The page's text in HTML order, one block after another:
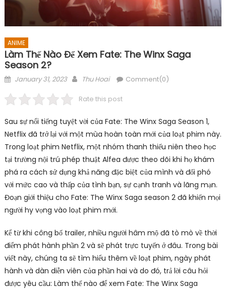
ANIME
Làm Thế Nào Để Xem Fate: The Winx Saga
Season 2?
Posted
January 31, 2023 Author
Thu Hoai Comment(0)
Rate this post
Sau sự nổi tiếng tuyệt vời của Fate: The Winx Saga Season 1,
Netflix đã trở lại với một mùa hoàn toàn mới của loạt phim này.
Trong loạt phim Netflix, một nhóm thanh thiếu niên theo học
tại trường nội trú phép thuật Alfea được theo dõi khi họ khám
phá ra cách sử dụng khả năng đặc biệt của mình và đối phó
với mức cao và thấp của tình bạn, sự cạnh tranh và lãng mạn.
Đoạn giới thiệu cho Fate: The Winx Saga season 2 đã khiến mọi
người hy vọng vào loạt phim mới.
Kể từ khi công bố trailer, nhiều người hâm mộ đã tò mò về thời
điểm phát hành phần 2 và sẽ phát trực tuyến ở đâu. Trong bài
viết này, chúng ta sẽ tìm hiểu thêm về loạt phim, ngày phát
hành và dàn diễn viên của phần hai và do đó, trả lời câu hỏi
được yêu cầu: Làm thế nào để xem Fate: The Winx Saga